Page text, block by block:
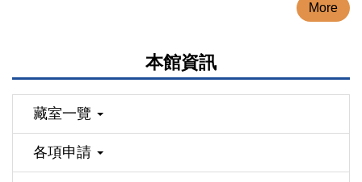
More
本館資訊
藏室一覽
各項申請